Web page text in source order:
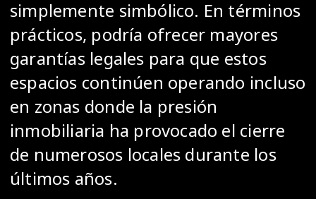
simplemente simbólico. En términos
prácticos, podría ofrecer mayores
garantías legales para que estos
espacios continúen operando incluso
en zonas donde la presión
inmobiliaria ha provocado el cierre
de numerosos locales durante los
últimos años.